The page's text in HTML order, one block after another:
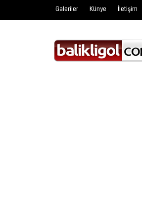
Galeriler Künye İletişim